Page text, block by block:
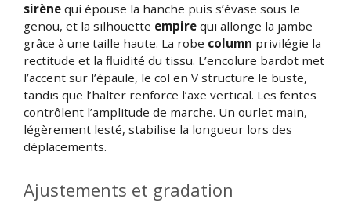
sirène qui épouse la hanche puis s’évase sous le
genou, et la silhouette empire qui allonge la jambe
grâce à une taille haute. La robe column privilégie la
rectitude et la fluidité du tissu. L’encolure bardot met
l’accent sur l’épaule, le col en V structure le buste,
tandis que l’halter renforce l’axe vertical. Les fentes
contrôlent l’amplitude de marche. Un ourlet main,
légèrement lesté, stabilise la longueur lors des
déplacements.
Ajustements et gradation